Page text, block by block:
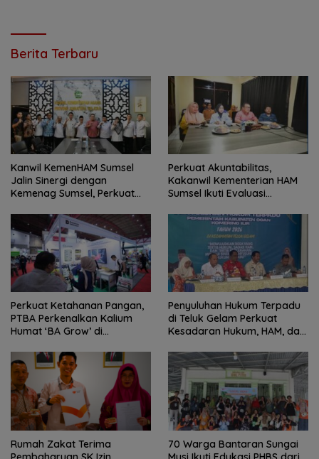
Berita Terbaru
Kanwil KemenHAM Sumsel
Jalin Sinergi dengan
Kemenag Sumsel, Perkuat
Beragama
Perkuat Akuntabilitas,
Kakanwil Kementerian HAM
Sumsel Ikuti Evaluasi
Tindak Lanjut Temuan BPK
Perkuat Ketahanan Pangan,
PTBA Perkenalkan Kalium
Humat ‘BA Grow’ di
Penyuluhan Hukum Terpadu
di Teluk Gelam Perkuat
Kesadaran Hukum, HAM, dan
Rumah Zakat Terima
70 Warga Bantaran Sungai